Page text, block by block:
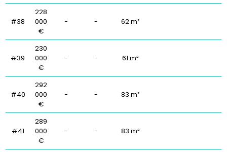
#38
228
000
€
- - 62 m²
#39
230
000
€
- - 61 m²
#40
292
000
€
- - 83 m²
#41
289
000
€
- - 83 m²